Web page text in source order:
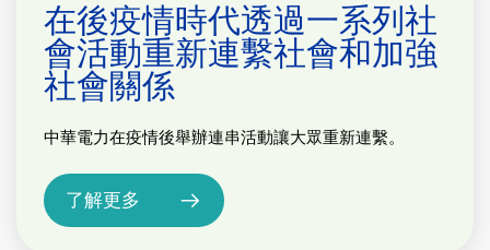
在後疫情時代透過一系列社
會活動重新連繫社會和加強
社會關係
中華電力在疫情後舉辦連串活動讓大眾重新連繫。
了解更多